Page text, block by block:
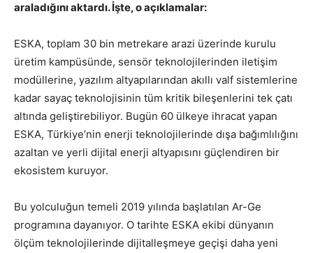
araladığını aktardı. İşte, o açıklamalar:
ESKA, toplam 30 bin metrekare arazi üzerinde kurulu
üretim kampüsünde, sensör teknolojilerinden iletişim
modüllerine, yazılım altyapılarından akıllı valf sistemlerine
kadar sayaç teknolojisinin tüm kritik bileşenlerini tek çatı
altında geliştirebiliyor. Bugün 60 ülkeye ihracat yapan
ESKA, Türkiye’nin enerji teknolojilerinde dışa bağımlılığını
azaltan ve yerli dijital enerji altyapısını güçlendiren bir
ekosistem kuruyor.
Bu yolculuğun temeli 2019 yılında başlatılan Ar-Ge
programına dayanıyor. O tarihte ESKA ekibi dünyanın
ölçüm teknolojilerinde dijitalleşmeye geçişi daha yeni